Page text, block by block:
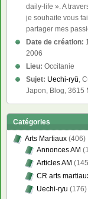
daily-life ». A
je souhaite vous
partager mes
Date de création:
2006
Lieu: Occitanie
Sujet: Uechi-ryû,
Japon, Blog, 3615
Catégories
Arts Martiaux (406)
Annonces AM
Articles AM
CR arts
Uechi-ryu (176)